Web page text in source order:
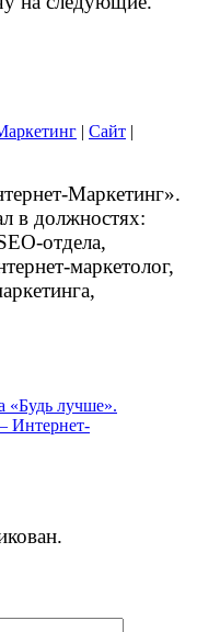
| Сайт |
Маркетинг».
в должностях:
отдела,
маркетолог,
«Будь лучше».
Интернет-